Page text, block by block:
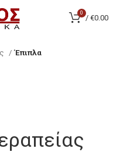
0
/ €0.00
Έπιπλα